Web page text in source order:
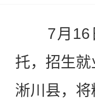
7月16日
托，招生
淅川县，